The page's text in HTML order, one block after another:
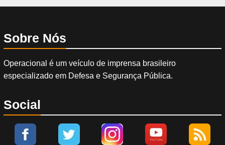
Sobre Nós
Operacional é um veículo de imprensa brasileiro
especializado em Defesa e Segurança Pública.
Social